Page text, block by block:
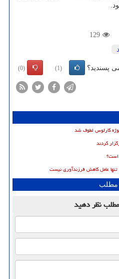
129
پسندید؟ (1)
(0)
کارلوس لطوف شد
است؟
عامل کاهش فرزندآوری نیست
مطلب
نظر دهید